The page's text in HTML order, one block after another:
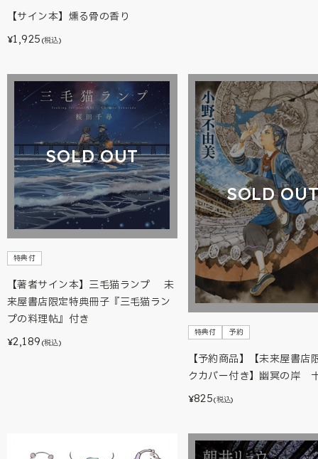
【サイン本】燻る骨の香り
¥1,925 (税込)
SOLD OUT
特典付
【著者サイン本】三毛猫ランプ 未
来屋書店限定特典冊子『三毛猫ラン
プの料理帖』付き
¥2,189 (税込)
SOLD
特典付 予約
【予約商品】【未来屋書店
クカバー付き】幽冥の岸
¥825(税込)